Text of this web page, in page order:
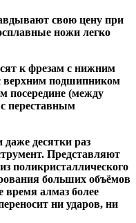
свою цену при
ножи легко
к фрезам с нижним
верхним подшипником
посередине (между
переставным
десятки раз
Представляют
поликристаллического
больших объёмов
алмаз более
ни ударов, ни